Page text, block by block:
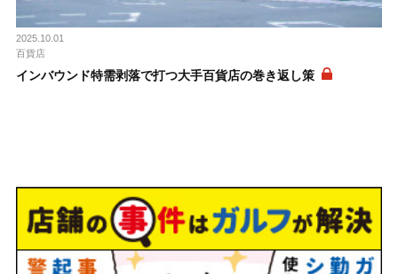
2025.10.01
百貨店
インバウンド特需剥落で打つ大手百貨店の巻き返し策